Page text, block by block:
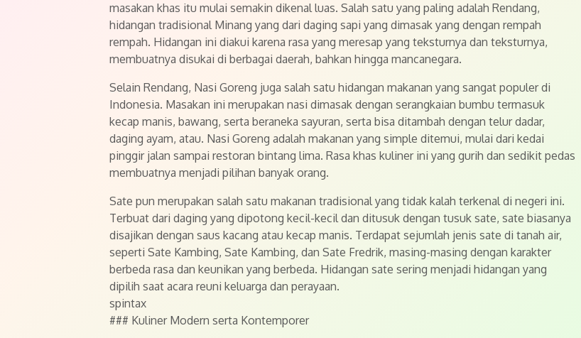
masakan khas itu mulai semakin dikenal luas. Salah satu yang paling adalah Rendang,
hidangan tradisional Minang yang dari daging sapi yang dimasak yang dengan rempah
rempah. Hidangan ini diakui karena rasa yang meresap yang teksturnya dan teksturnya,
membuatnya disukai di berbagai daerah, bahkan hingga mancanegara.
Selain Rendang, Nasi Goreng juga salah satu hidangan makanan yang sangat populer di
Indonesia. Masakan ini merupakan nasi dimasak dengan serangkaian bumbu termasuk
kecap manis, bawang, serta beraneka sayuran, serta bisa ditambah dengan telur dadar,
daging ayam, atau. Nasi Goreng adalah makanan yang simple ditemui, mulai dari kedai
pinggir jalan sampai restoran bintang lima. Rasa khas kuliner ini yang gurih dan sedikit pedas
membuatnya menjadi pilihan banyak orang.
Sate pun merupakan salah satu makanan tradisional yang tidak kalah terkenal di negeri ini.
Terbuat dari daging yang dipotong kecil-kecil dan ditusuk dengan tusuk sate, sate biasanya
disajikan dengan saus kacang atau kecap manis. Terdapat sejumlah jenis sate di tanah air,
seperti Sate Kambing, Sate Kambing, dan Sate Fredrik, masing-masing dengan karakter
berbeda rasa dan keunikan yang berbeda. Hidangan sate sering menjadi hidangan yang
dipilih saat acara reuni keluarga dan perayaan.
spintax
### Kuliner Modern serta Kontemporer